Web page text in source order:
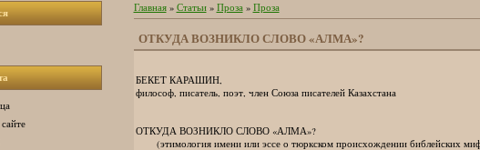
Главная» Статьи» Проза» Проза
ОТКУДА ВОЗНИКЛО СЛОВО «АЛМА»?
БЕКЕТ КАРАШИН,
философ, писатель, поэт, член Союза писателей Казахстана
ОТКУДА ВОЗНИКЛО СЛОВО «АЛМА»?
(этимология имени или эссе о тюркском происхождении библейских